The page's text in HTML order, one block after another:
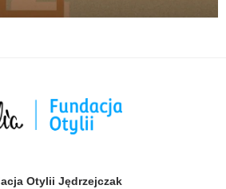
Otylii Jędrzejczak